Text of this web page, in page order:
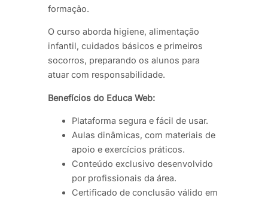
formação.
O curso aborda higiene, alimentação
infantil, cuidados básicos e primeiros
socorros, preparando os alunos para
atuar com responsabilidade.
Benefícios do Educa Web:
Plataforma segura e fácil de usar.
Aulas dinâmicas, com materiais de
apoio e exercícios práticos.
Conteúdo exclusivo desenvolvido
por profissionais da área.
Certificado de conclusão válido em